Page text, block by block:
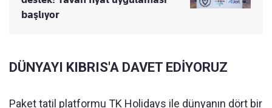
başlıyor
DÜNYAYI KIBRIS'A DAVET EDİYORUZ
Paket tatil platformu TK Holidays ile dünyanın dört bir